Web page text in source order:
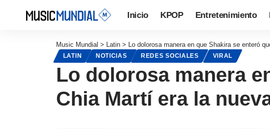
Inicio KPOP Entretenimiento
Music Mundial > Latin > Lo dolorosa manera en que Shakira se enteró
LATIN NOTICIAS REDES SOCIALES VIRAL
Lo dolorosa manera
Chia Martí era la